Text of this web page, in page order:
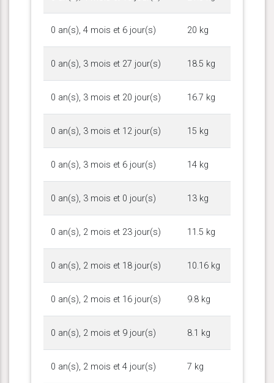
0 an(s), 4 mois et 6 jour(s) 20 kg
0 an(s), 3 mois et 27 jour(s) 18.5 kg
0 an(s), 3 mois et 20 jour(s) 16.7 kg
0 an(s), 3 mois et 12 jour(s) 15 kg
0 an(s), 3 mois et 6 jour(s) 14 kg
0 an(s), 3 mois et 0 jour(s) 13 kg
0 an(s), 2 mois et 23 jour(s) 11.5 kg
0 an(s), 2 mois et 18 jour(s) 10.16 kg
0 an(s), 2 mois et 16 jour(s) 9.8 kg
0 an(s), 2 mois et 9 jour(s) 8.1 kg
0 an(s), 2 mois et 4 jour(s) 7 kg